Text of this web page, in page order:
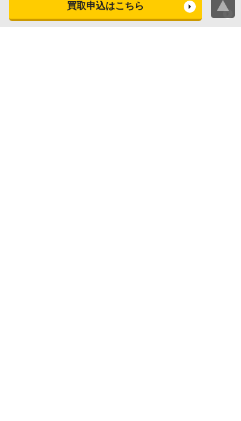
買取申込はこちら
炊飯器買取査定